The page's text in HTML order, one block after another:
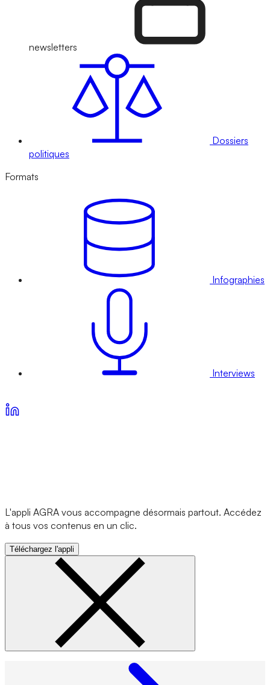
newsletters
Dossiers
politiques
Formats
Infographies
Interviews
L'appli AGRA vous accompagne désormais partout. Accédez
à tous vos contenus en un clic.
Téléchargez l'appli